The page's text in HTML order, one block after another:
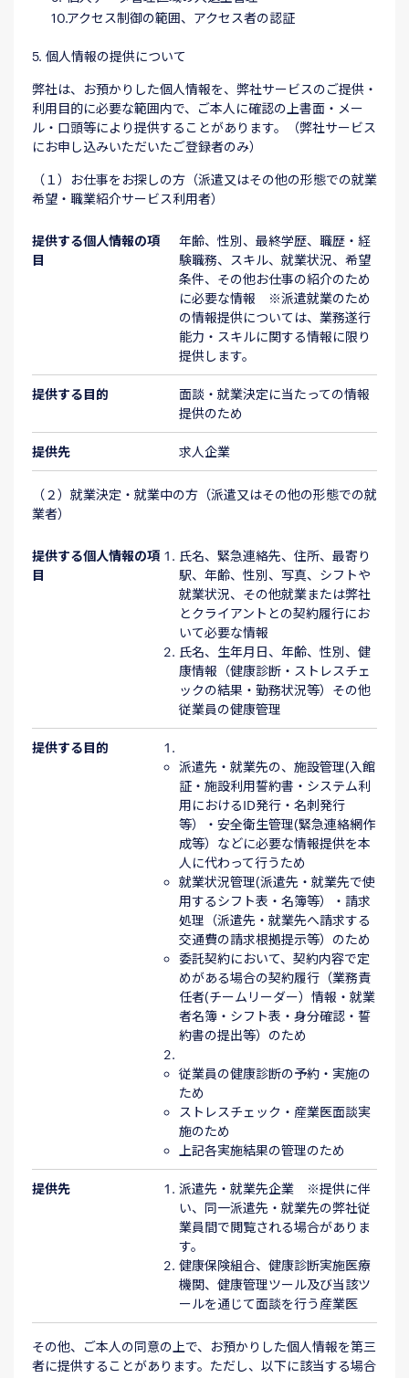
アクセス制御の範囲、アクセス者の認証
5. 個人情報の提供について
弊社は、お預かりした個人情報を、弊社サービスのご提供・
利用目的に必要な範囲内で、ご本人に確認の上書面・メー
ル・口頭等により提供することがあります。（弊社サービス
にお申し込みいただいたご登録者のみ）
（１）お仕事をお探しの方（派遣又はその他の形態での就業
希望・職業紹介サービス利用者）
提供する個人情報の項
目
年齢、性別、最終学歴、職歴・経
験職務、スキル、就業状況、希望
条件、その他お仕事の紹介のため
に必要な情報 ※派遣就業のため
の情報提供については、業務遂行
能力・スキルに関する情報に限り
提供します。
提供する目的
面談・就業決定に当たっての情報
提供のため
提供先 求人企業
（２）就業決定・就業中の方（派遣又はその他の形態での就
業者）
提供する個人情報の項
目
氏名、緊急連絡先、住所、最寄り
駅、年齢、性別、写真、シフトや
就業状況、その他就業または弊社
とクライアントとの契約履行にお
いて必要な情報
氏名、生年月日、年齢、性別、健
康情報（健康診断・ストレスチェ
ックの結果・勤務状況等）その他
従業員の健康管理
提供する目的
派遣先・就業先の、施設管理(入館
証・施設利用誓約書・システム利
用におけるID発行・名刺発行
等）・安全衛生管理(緊急連絡網作
成等）などに必要な情報提供を本
人に代わって行うため
就業状況管理(派遣先・就業先で使
用するシフト表・名簿等）・請求
処理（派遣先・就業先へ請求する
交通費の請求根拠提示等）のため
委託契約において、契約内容で定
めがある場合の契約履行（業務責
任者(チームリーダー）情報・就業
者名簿・シフト表・身分確認・誓
約書の提出等）のため
従業員の健康診断の予約・実施の
ため
ストレスチェック・産業医面談実
施のため
上記各実施結果の管理のため
提供先
派遣先・就業先企業 ※提供に伴
い、同一派遣先・就業先の弊社従
業員間で閲覧される場合がありま
す。
健康保険組合、健康診断実施医療
機関、健康管理ツール及び当該ツ
ールを通じて面談を行う産業医
その他、ご本人の同意の上で、お預かりした個人情報を第三
者に提供することがあります。ただし、以下に該当する場合